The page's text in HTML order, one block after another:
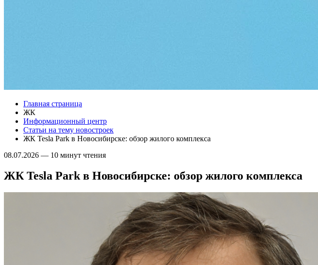
Главная страница
ЖК
Информационный центр
Статьи на тему новостроек
ЖК Tesla Park в Новосибирске: обзор жилого комплекса
08.07.2026 — 10 минут чтения
ЖК Tesla Park в Новосибирске: обзор жилого комплекса